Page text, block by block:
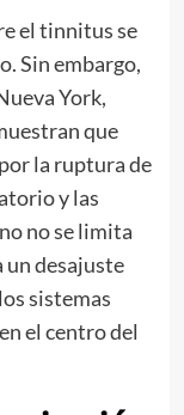
el tinnitus se
Sin embargo,
York,
que
la ruptura de
y las
no se limita
un desajuste
sistemas
el centro del